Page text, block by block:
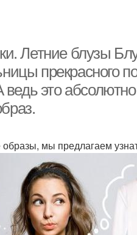
Летние блузы
прекрасного
это
мы предлагаем